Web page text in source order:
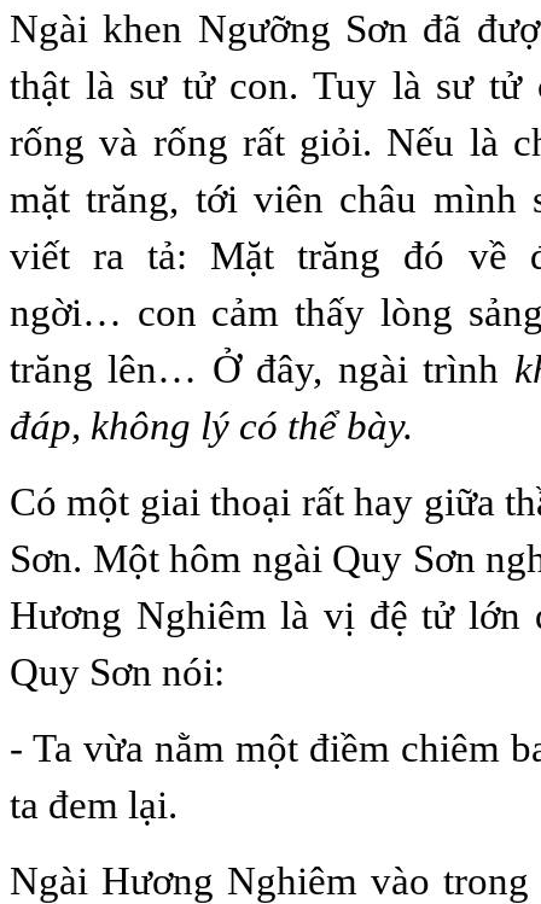
Ngài khen Ngưỡng Sơn đã
thật là sư tử con. Tuy là sư tử
rống và rống rất giỏi. Nếu là
mặt trăng, tới viên châu mình
viết ra tả: Mặt trăng đó về
ngời… con cảm thấy lòng
trăng lên… Ở đây, ngài trình
đáp, không lý có thể bày.
Có một giai thoại rất hay giữa
Sơn. Một hôm ngài Quy Sơn
Hương Nghiêm là vị đệ tử lớn
Quy Sơn nói:
- Ta vừa nằm một điềm chiêm
ta đem lại.
Ngài Hương Nghiêm vào